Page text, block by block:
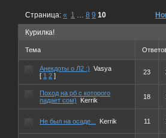
Курилка!
Страница:« 1 … 8 9 10
Тема
Анекдоты о Л2 :)
Vasya
[ 1 2 ] 23
Поход на рб с которого
падает сом)
Kerrik 18
Не был на осаде... Kerrik 11